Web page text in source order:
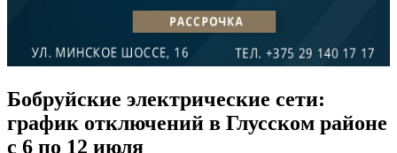
Бобруйские электрические сети:
график отключений в Глусском районе
с 6 по 12 июля